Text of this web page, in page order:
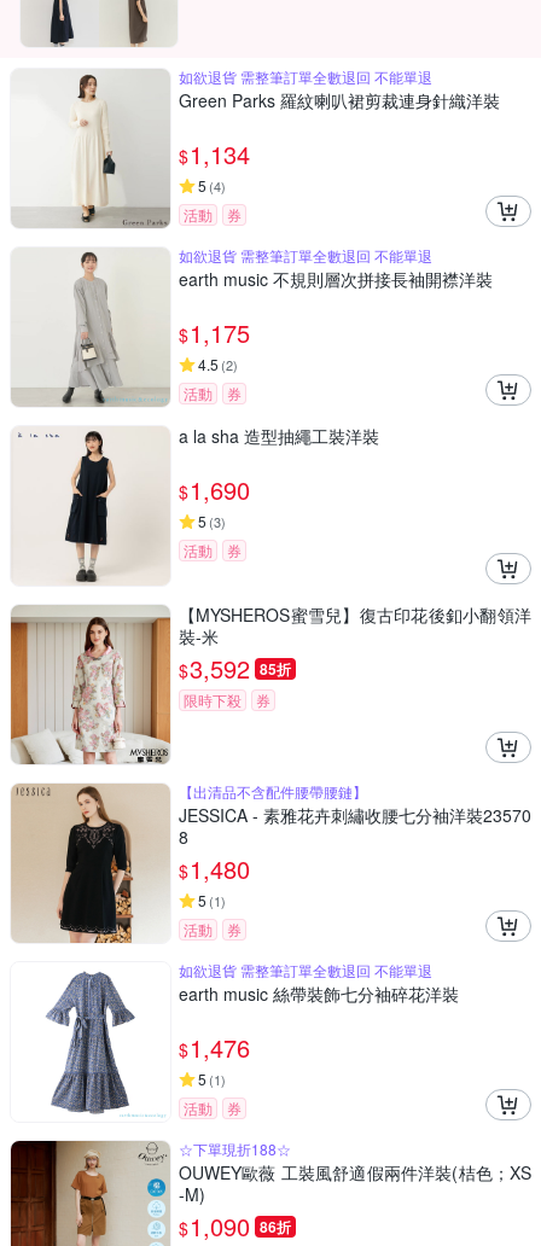
如欲退貨 需整筆訂單全數退回 不能單退
Green Parks 羅紋喇叭裙剪裁連身針織洋裝
$1,134
5 (4)
活動
券
如欲退貨 需整筆訂單全數退回 不能單退
earth music 不規則層次拼接長袖開襟洋裝
$1,175
4.5 (2)
活動 券
a la sha 造型抽繩工裝洋裝
$1,690
5 (3)
活動 券
【MYSHEROS蜜雪兒】復古印花後釦小翻領洋
裝-米
$3,592 85折
限時下殺 券
【出清品不含配件腰帶腰鏈】
JESSICA - 素雅花卉刺繡收腰七分袖洋裝23570
8
$1,480
5 (1)
活動
券
如欲退貨 需整筆訂單全數退回 不能單退
earth music 絲帶裝飾七分袖碎花洋裝
$1,476
5 (1)
活動
券
☆下單現折188☆
OUWEY歐薇 工裝風舒適假兩件洋裝(桔色；XS
-M)
$1,090 86折